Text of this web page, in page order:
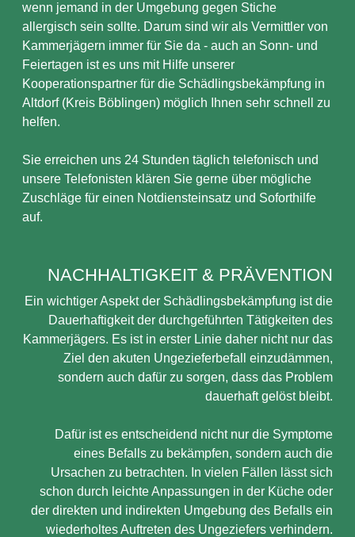
wenn jemand in der Umgebung gegen Stiche
allergisch sein sollte. Darum sind wir als Vermittler von
Kammerjägern immer für Sie da - auch an Sonn- und
Feiertagen ist es uns mit Hilfe unserer
Kooperationspartner für die Schädlingsbekämpfung in
Altdorf (Kreis Böblingen) möglich Ihnen sehr schnell zu
helfen.
Sie erreichen uns 24 Stunden täglich telefonisch und
unsere Telefonisten klären Sie gerne über mögliche
Zuschläge für einen Notdiensteinsatz und Soforthilfe
auf.
NACHHALTIGKEIT & PRÄVENTION
Ein wichtiger Aspekt der Schädlingsbekämpfung ist die
Dauerhaftigkeit der durchgeführten Tätigkeiten des
Kammerjägers. Es ist in erster Linie daher nicht nur das
Ziel den akuten Ungezieferbefall einzudämmen,
sondern auch dafür zu sorgen, dass das Problem
dauerhaft gelöst bleibt.
Dafür ist es entscheidend nicht nur die Symptome
eines Befalls zu bekämpfen, sondern auch die
Ursachen zu betrachten. In vielen Fällen lässt sich
schon durch leichte Anpassungen in der Küche oder
der direkten und indirekten Umgebung des Befalls ein
wiederholtes Auftreten des Ungeziefers verhindern.